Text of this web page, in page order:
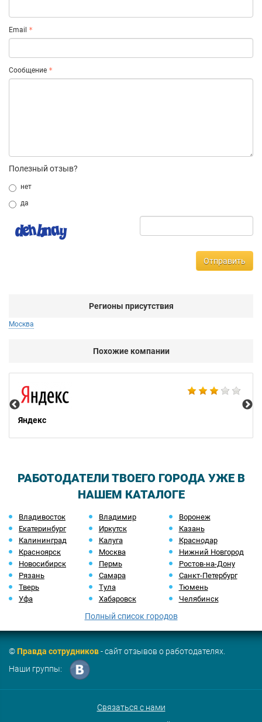
Email
Сообщение
Полезный отзыв?
нет
да
Отправить
Регионы присутствия
Москва
Похожие компании
Яндекс
РАБОТОДАТЕЛИ ТВОЕГО ГОРОДА УЖЕ В
НАШЕМ КАТАЛОГЕ
Владивосток Владимир
Воронеж
Екатеринбург
Иркутск
Казань
Калининград
Калуга
Краснодар
Красноярск
Москва
Нижний Новгород
Новосибирск
Пермь
Ростов-на-Дону
Рязань
Самара
Санкт-Петербург
Тверь
Тула
Тюмень
Уфа
Хабаровск Челябинск
Полный список городов
©Правда сотрудников- сайт отзывов о работодателях.
Наши группы:
Связаться с нами